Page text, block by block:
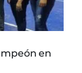
en